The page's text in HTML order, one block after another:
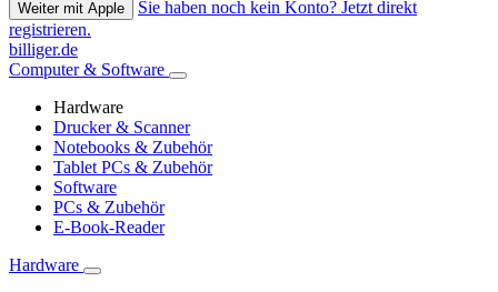
Weiter mit Apple
Sie haben noch kein Konto? Jetzt direkt
registrieren.
billiger.de
Computer & Software
Hardware
Drucker & Scanner
Notebooks & Zubehör
Tablet PCs & Zubehör
Software
PCs & Zubehör
E-Book-Reader
Hardware